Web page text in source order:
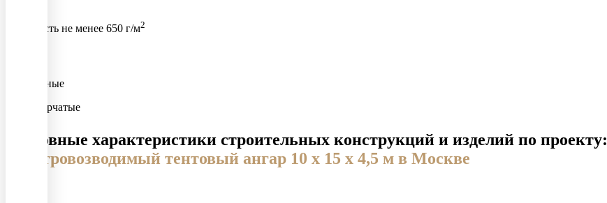
плотность не менее 650 г/м2
Распашные
двустворчатые
Основные характеристики строительных конструкций и изделий по проекту:
Быстровозводимый тентовый ангар 10 x 15 х 4,5 м в Москве